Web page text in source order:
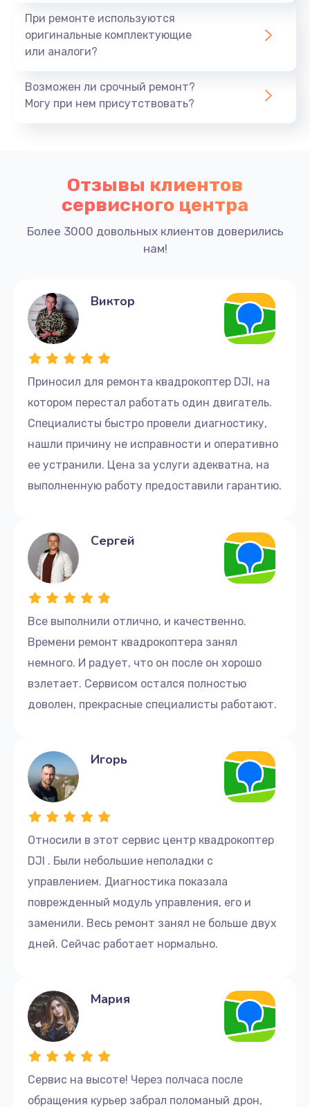
При ремонте используются
оригинальные комплектующие
или аналоги?
Возможен ли срочный ремонт?
Могу при нем присутствовать?
Отзывы клиентов
сервисного центра
Более 3000 довольных клиентов доверились
нам!
Приносил для ремонта квадрокоптер DJI, на
котором перестал работать один двигатель.
Специалисты быстро провели диагностику,
нашли причину не исправности и оперативно
ее устранили. Цена за услуги адекватна, на
выполненную работу предоставили гарантию.
Виктор
Все выполнили отлично, и качественно.
Времени ремонт квадрокоптера занял
немного. И радует, что он после он хорошо
взлетает. Сервисом остался полностью
доволен, прекрасные специалисты работают.
Сергей
Относили в этот сервис центр квадрокоптер
DJI . Были небольшие неполадки с
управлением. Диагностика показала
поврежденный модуль управления, его и
заменили. Весь ремонт занял не больше двух
дней. Сейчас работает нормально.
Игорь
Сервис на высоте! Через полчаса после
обращения курьер забрал поломаный дрон,
Мария